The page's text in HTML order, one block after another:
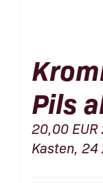
Pils
20,00 EUR
Kasten, 24